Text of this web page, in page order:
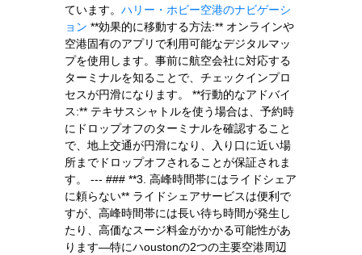
ています。 ハリー・ホビー空港のナビゲーシ
ョン **効果的に移動する方法:** オンラインや
空港固有のアプリで利用可能なデジタルマッ
プを使用します。事前に航空会社に対応する
ターミナルを知ることで、チェックインプロ
セスが円滑になります。 **行動的なアドバイ
ス:** テキサスシャトルを使う場合は、予約時
にドロップオフのターミナルを確認すること
で、地上交通が円滑になり、入り口に近い場
所までドロップオフされることが保証されま
す。 --- ### **3. 高峰時間帯にはライドシェア
に頼らない** ライドシェアサービスは便利で
すが、高峰時間帯には長い待ち時間が発生し
たり、高価なスージ料金がかかる可能性があ
ります—特にハoustonの2つの主要空港周辺